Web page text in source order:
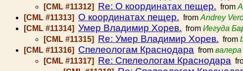
[CML #11312] Re: О координатах пещер. from
[CML #11313] О координатах пещер. from Andrey
[CML #11314] Умер Владимир Хорев. from Иегуда
[CML #11315] Re: Умер Владимир Хорев. from
[CML #11316] Спелеологам Краснодара from
[CML #11317] Re: Спелеологам Краснодара